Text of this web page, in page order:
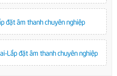
đặt âm thanh chuyên nghiệp
Lắp đặt âm thanh chuyên nghiệp